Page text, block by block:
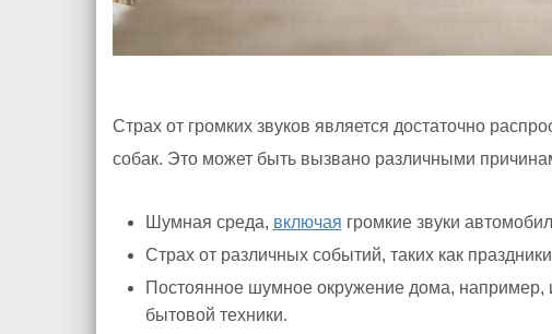
Страх от громких звуков является достаточно
собак. Это может быть вызвано различными
Шумная среда, включая громкие звуки
Страх от различных событий, таких как
Постоянное шумное окружение дома, например,
бытовой техники.